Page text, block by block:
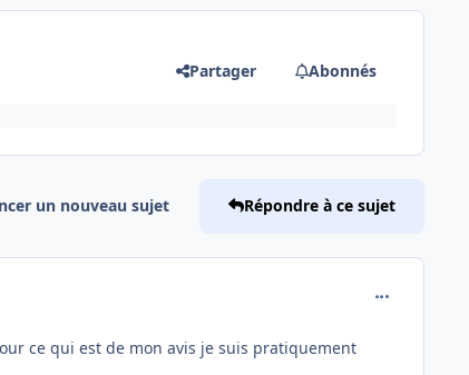
Partager Abonnés
un nouveau sujet Répondre à ce sujet
ce qui est de mon avis je suis pratiquement